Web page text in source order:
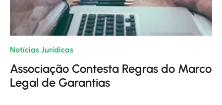
Notícias Jurídicas
Associação Contesta Regras do Marco
Legal de Garantias